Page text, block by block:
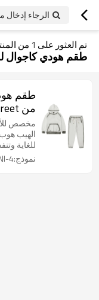
الرجاء
تم العثور على 1 من
طقم هودي كاجوال
طقم
قطعتين
مخصص
الهيب
للغاية
نموذج:CUS2211TILANI-4